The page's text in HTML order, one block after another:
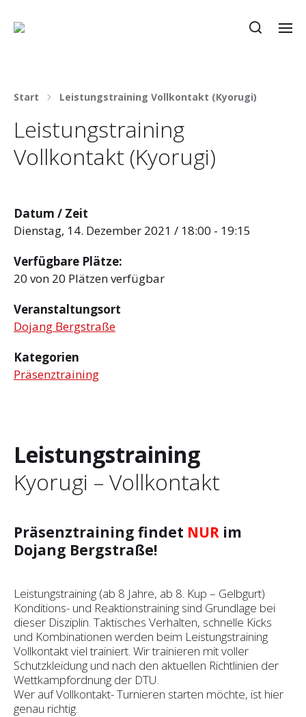
Start Leistungstraining Vollkontakt (Kyorugi)
Leistungstraining
Vollkontakt (Kyorugi)
Datum / Zeit
Dienstag, 14. Dezember 2021 / 18:00 - 19:15
Verfügbare Plätze:
20 von 20 Plätzen verfügbar
Veranstaltungsort
Dojang Bergstraße
Kategorien
Präsenztraining
Leistungstraining
Kyorugi – Vollkontakt
Präsenztraining findet NUR im
Dojang Bergstraße!
Leistungstraining (ab 8 Jahre, ab 8. Kup – Gelbgurt)
Konditions- und Reaktionstraining sind Grundlage bei
dieser Disziplin. Taktisches Verhalten, schnelle Kicks
und Kombinationen werden beim Leistungstraining
Vollkontakt viel trainiert. Wir trainieren mit voller
Schutzkleidung und nach den aktuellen Richtlinien der
Wettkampfordnung der DTU.
Wer auf Vollkontakt- Turnieren starten möchte, ist hier
genau richtig.